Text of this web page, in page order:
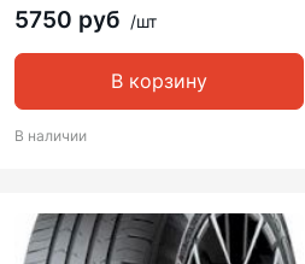
5750 руб /шт
В корзину
В наличии